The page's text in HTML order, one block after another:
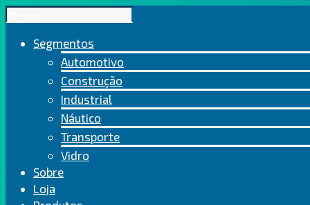
Segmentos
Automotivo
Construção
Industrial
Náutico
Transporte
Vidro
Sobre
Loja